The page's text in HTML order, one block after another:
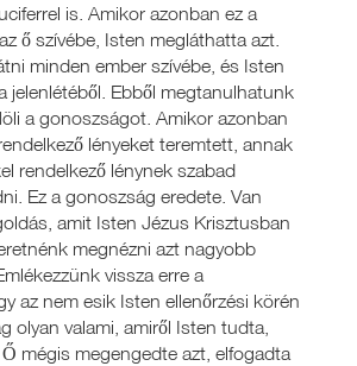
is. Amikor azonban ez a
ő szívébe, Isten megláthatta azt.
minden ember szívébe, és Isten
jelenlétéből. Ebből megtanulhatunk
a gonoszságot. Amikor azonban
lényeket teremtett, annak
rendelkező lénynek szabad
Ez a gonoszság eredete. Van
amit Isten Jézus Krisztusban
megnézni azt nagyobb
vissza erre a
az nem esik Isten ellenőrzési körén
olyan valami, amiről Isten tudta,
mégis megengedte azt, elfogadta